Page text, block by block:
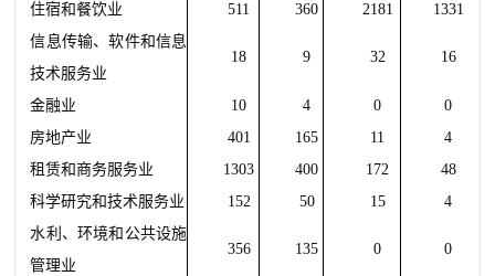
住宿和餐饮业 511 360 2181
1331
信息传输、软件和信息
技术服务业
18 9 32 16
金融业 10 4 0
0
房地产业
401 165 11
4
租赁和商务服务业
1303 400 172
48
科学研究和技术服务业
152 50 15
4
水利、环境和公共设施
管理业
356 135 0 0